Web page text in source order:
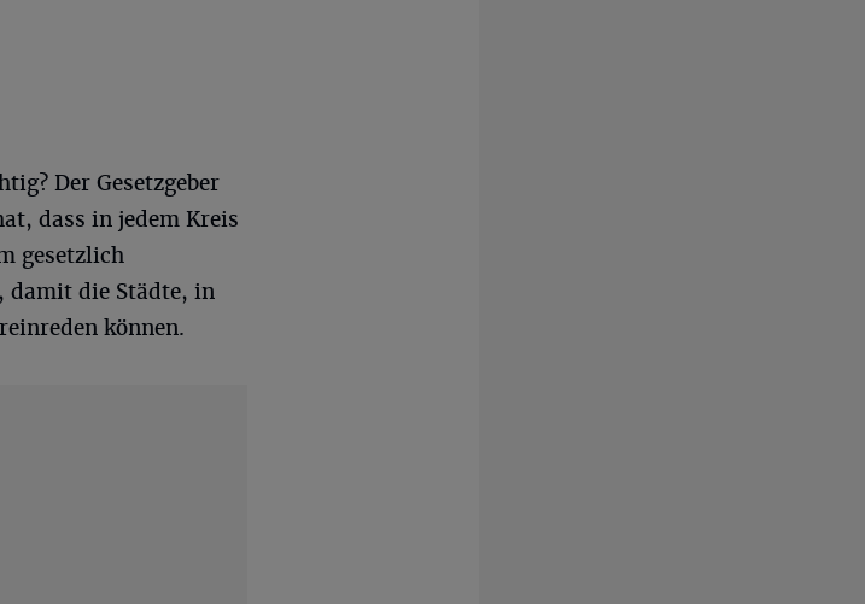
Der Gesetzgeber
dass in jedem Kreis
gesetzlich
damit die Städte, in
können.